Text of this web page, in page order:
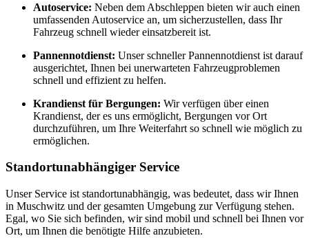
Autoservice: Neben dem Abschleppen bieten wir auch einen
umfassenden Autoservice an, um sicherzustellen, dass Ihr
Fahrzeug schnell wieder einsatzbereit ist.
Pannennotdienst: Unser schneller Pannennotdienst ist darauf
ausgerichtet, Ihnen bei unerwarteten Fahrzeugproblemen
schnell und effizient zu helfen.
Krandienst für Bergungen: Wir verfügen über einen
Krandienst, der es uns ermöglicht, Bergungen vor Ort
durchzuführen, um Ihre Weiterfahrt so schnell wie möglich zu
ermöglichen.
Standortunabhängiger Service
Unser Service ist standortunabhängig, was bedeutet, dass wir Ihnen
in Muschwitz und der gesamten Umgebung zur Verfügung stehen.
Egal, wo Sie sich befinden, wir sind mobil und schnell bei Ihnen vor
Ort, um Ihnen die benötigte Hilfe anzubieten.